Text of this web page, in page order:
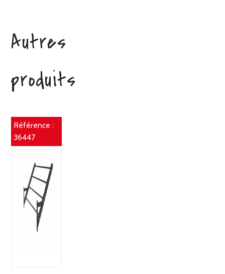
Autres
produits
Référence :
36447